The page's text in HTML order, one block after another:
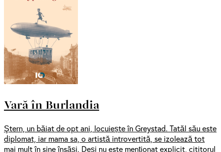
Vară în Burlandia
Ştern, un băiat de opt ani, locuiește în Greystad. Tatăl său este
diplomat, iar mama sa, o artistă introvertită, se izolează tot
mai mult în sine însăși. Deși nu este menționat explicit, cititorul